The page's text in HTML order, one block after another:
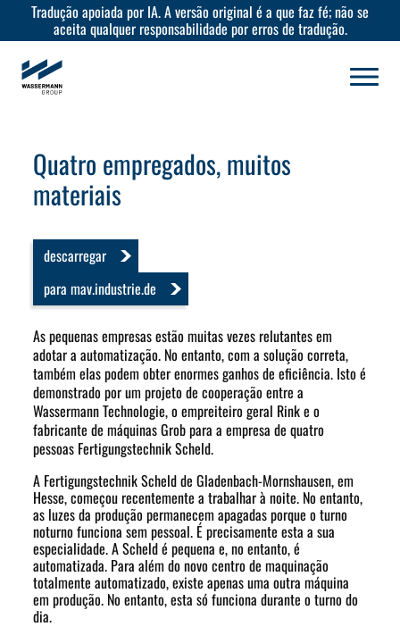
Tradução apoiada por IA. A versão original é a que faz fé; não se
aceita qualquer responsabilidade por erros de tradução.
Quatro empregados, muitos
materiais
descarregar
para mav.industrie.de
As pequenas empresas estão muitas vezes relutantes em
adotar a automatização. No entanto, com a solução correta,
também elas podem obter enormes ganhos de eficiência. Isto é
demonstrado por um projeto de cooperação entre a
Wassermann Technologie, o empreiteiro geral Rink e o
fabricante de máquinas Grob para a empresa de quatro
pessoas Fertigungstechnik Scheld.
A Fertigungstechnik Scheld de Gladenbach-Mornshausen, em
Hesse, começou recentemente a trabalhar à noite. No entanto,
as luzes da produção permanecem apagadas porque o turno
noturno funciona sem pessoal. É precisamente esta a sua
especialidade. A Scheld é pequena e, no entanto, é
automatizada. Para além do novo centro de maquinação
totalmente automatizado, existe apenas uma outra máquina
em produção. No entanto, esta só funciona durante o turno do
dia.